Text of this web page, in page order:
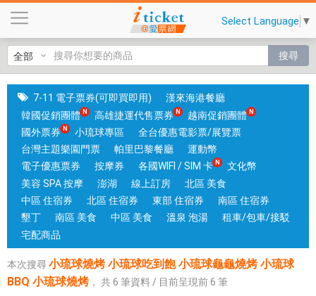
球
燒
烤
小
琉
球
吃
到
飽
小
琉
龜
龜
燒
Select Language ▼
搜尋
7-11 電子票券(可即買即用)
漢來海港餐廳
韓國促銷團體
高雄捷運代售票券
越南促銷團體
國外票券
小琉球專區
全台優惠電影票/展覽票
台灣主題樂園門票
帕里巴黎餐廳
運動幣
電子優惠票券
按摩券 各國WIFI / SIM 卡
文化幣
美容 SPA 按摩
澎湖 線上訂房
北區 美食
中區 住宿券
北區 住宿券 東部 住宿券
南區 住宿券
墾丁
南區 美食 中區 美食 溫泉 泡湯
租車/包車/接駁
宅配商品
本次搜尋 小琉球燒烤 小琉球吃到飽 小琉球龜龜燒烤 小琉球
BBQ 小琉球燒烤， 共6 筆資料 / 目前呈現前6 筆